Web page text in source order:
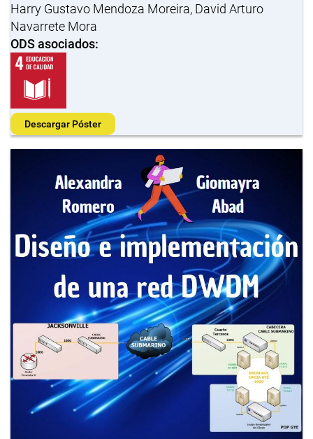
Harry Gustavo Mendoza Moreira, David Arturo
Navarrete Mora
ODS asociados:
Descargar Póster